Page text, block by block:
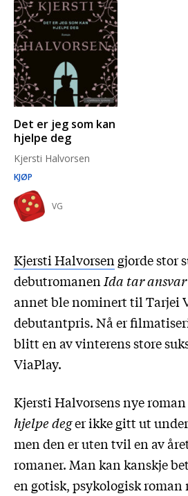
Det er jeg som kan
hjelpe deg
Kjersti Halvorsen
KJØP
VG
Kjersti Halvorsen gjorde stor
debutromanen Ida tar ansvar
annet ble nominert til Tarjei
debutantpris. Nå er
blitt en av vinterens store
ViaPlay.
Kjersti Halvorsens nye roman
hjelpe deger ikke gitt ut
men den er uten tvil en av
romaner. Man kan kanskje
en gotisk, psykologisk roman